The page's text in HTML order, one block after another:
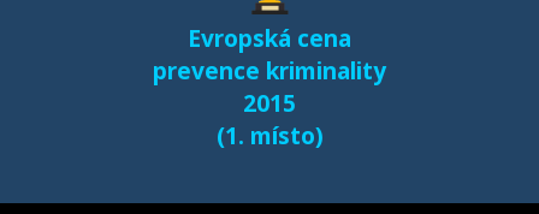
e-bezpeci.cz/vyzkum.
Evropská cena
prevence kriminality
2015
(1. místo)